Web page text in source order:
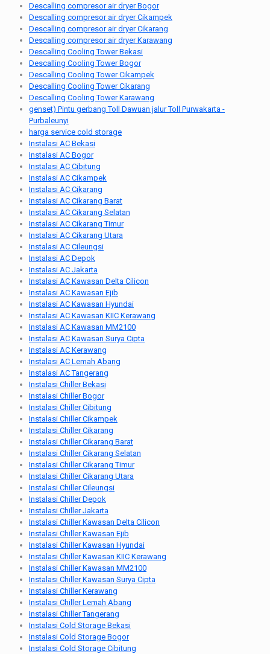
Descalling compresor air dryer Bogor
Descalling compresor air dryer Cikampek
Descalling compresor air dryer Cikarang
Descalling compresor air dryer Karawang
Descalling Cooling Tower Bekasi
Descalling Cooling Tower Bogor
Descalling Cooling Tower Cikampek
Descalling Cooling Tower Cikarang
Descalling Cooling Tower Karawang
genset) Pintu gerbang Toll Dawuan jalur Toll Purwakarta -
Purbaleunyi
harga service cold storage
Instalasi AC Bekasi
Instalasi AC Bogor
Instalasi AC Cibitung
Instalasi AC Cikampek
Instalasi AC Cikarang
Instalasi AC Cikarang Barat
Instalasi AC Cikarang Selatan
Instalasi AC Cikarang Timur
Instalasi AC Cikarang Utara
Instalasi AC Cileungsi
Instalasi AC Depok
Instalasi AC Jakarta
Instalasi AC Kawasan Delta Cilicon
Instalasi AC Kawasan Ejib
Instalasi AC Kawasan Hyundai
Instalasi AC Kawasan KIIC Kerawang
Instalasi AC Kawasan MM2100
Instalasi AC Kawasan Surya Cipta
Instalasi AC Kerawang
Instalasi AC Lemah Abang
Instalasi AC Tangerang
Instalasi Chiller Bekasi
Instalasi Chiller Bogor
Instalasi Chiller Cibitung
Instalasi Chiller Cikampek
Instalasi Chiller Cikarang
Instalasi Chiller Cikarang Barat
Instalasi Chiller Cikarang Selatan
Instalasi Chiller Cikarang Timur
Instalasi Chiller Cikarang Utara
Instalasi Chiller Cileungsi
Instalasi Chiller Depok
Instalasi Chiller Jakarta
Instalasi Chiller Kawasan Delta Cilicon
Instalasi Chiller Kawasan Ejib
Instalasi Chiller Kawasan Hyundai
Instalasi Chiller Kawasan KIIC Kerawang
Instalasi Chiller Kawasan MM2100
Instalasi Chiller Kawasan Surya Cipta
Instalasi Chiller Kerawang
Instalasi Chiller Lemah Abang
Instalasi Chiller Tangerang
Instalasi Cold Storage Bekasi
Instalasi Cold Storage Bogor
Instalasi Cold Storage Cibitung